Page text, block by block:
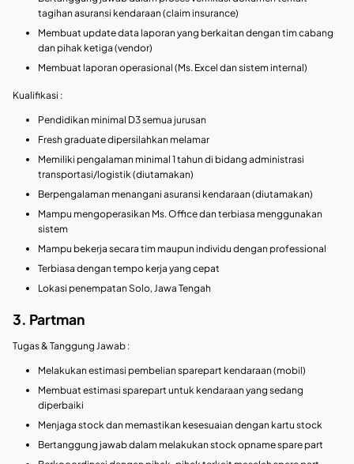
tagihan asuransi kendaraan (claim insurance)
Membuat update data laporan yang berkaitan dengan tim cabang
dan pihak ketiga (vendor)
Membuat laporan operasional (Ms. Excel dan sistem internal)
Kualifikasi :
Pendidikan minimal D3 semua jurusan
Fresh graduate dipersilahkan melamar
Memiliki pengalaman minimal 1 tahun di bidang administrasi
transportasi/logistik (diutamakan)
Berpengalaman menangani asuransi kendaraan (diutamakan)
Mampu mengoperasikan Ms. Office dan terbiasa menggunakan
sistem
Mampu bekerja secara tim maupun individu dengan professional
Terbiasa dengan tempo kerja yang cepat
Lokasi penempatan Solo, Jawa Tengah
3. Partman
Tugas & Tanggung Jawab :
Melakukan estimasi pembelian sparepart kendaraan (mobil)
Membuat estimasi sparepart untuk kendaraan yang sedang
diperbaiki
Menjaga stock dan memastikan kesesuaian dengan kartu stock
Bertanggung jawab dalam melakukan stock opname spare part